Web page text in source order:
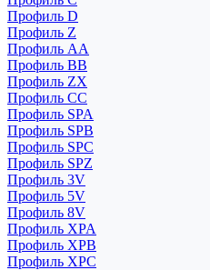
Профиль D
Профиль Z
Профиль АА
Профиль BB
Профиль ZX
Профиль CC
Профиль SPA
Профиль SPB
Профиль SPC
Профиль SPZ
Профиль 3V
Профиль 5V
Профиль 8V
Профиль XPA
Профиль XPB
Профиль XPC